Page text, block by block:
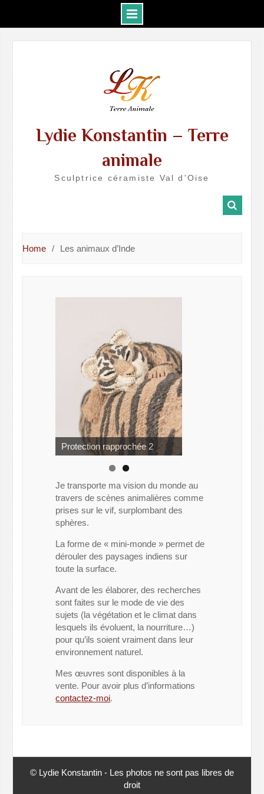
Lydie Konstantin – Terre
animale
Sculptrice céramiste Val d'Oise
Home Les animaux d’Inde
Protection rapprochée
Protection rapprochée 2
Je transporte ma vision du monde au
travers de scènes animalières comme
prises sur le vif, surplombant des
sphères.
La forme de « mini-monde » permet de
dérouler des paysages indiens sur
toute la surface.
Avant de les élaborer, des recherches
sont faites sur le mode de vie des
sujets (la végétation et le climat dans
lesquels ils évoluent, la nourriture…)
pour qu’ils soient vraiment dans leur
environnement naturel.
Mes œuvres sont disponibles à la
vente. Pour avoir plus d’informations
contactez-moi.
© Lydie Konstantin - Les photos ne sont pas libres de
droit